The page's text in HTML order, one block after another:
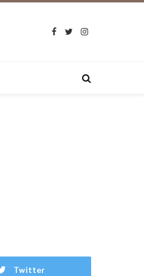
Facebook
TwitterInstagram
Twitter